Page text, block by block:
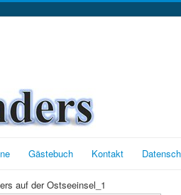
Gästebuch Kontakt
auf der Ostseeinsel_1